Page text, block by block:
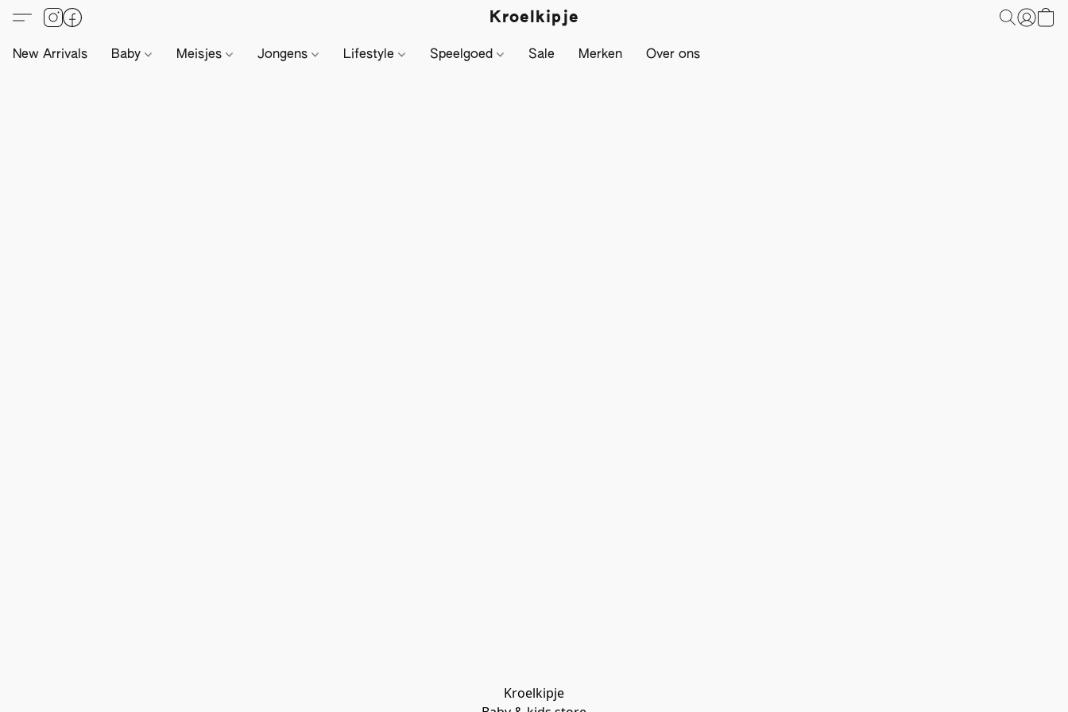
Kroelkipje
New Arrivals Baby Meisjes Jongens Lifestyle Speelgoed Sale Merken Over ons
Kroelkipje